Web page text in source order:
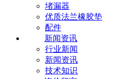
堵漏器
优质法兰橡胶垫
配件
新闻资讯
行业新闻
新闻资讯
技术知识